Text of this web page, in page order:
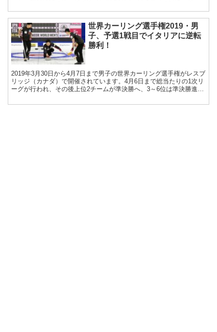
世界カーリング選手権2019・男
子、予選1戦目でイタリアに逆転
勝利！
2019年3月30日から4月7日まで男子の世界カーリング選手権がレスブ
リッジ（カナダ）で開催されています。4月6日まで総当たりの1次リ
ーグが行われ、その後上位2チームが準決勝へ、3～6位は準決勝進出